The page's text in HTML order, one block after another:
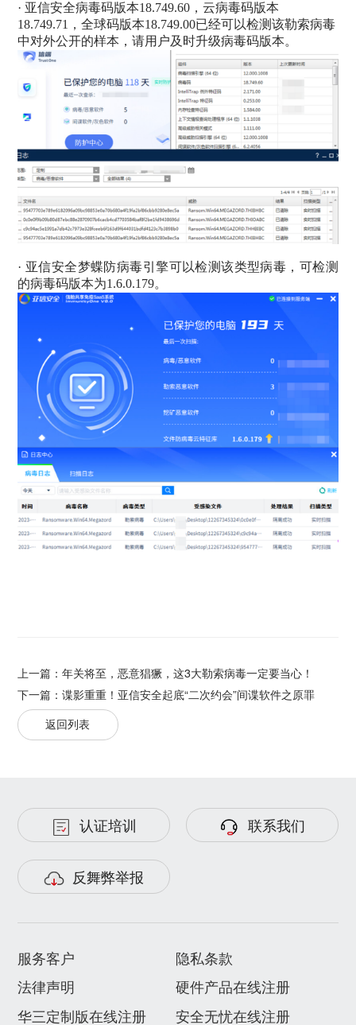
· 亚信安全病毒码版本18.749.60，云病毒码版本
18.749.71，全球码版本18.749.00已经可以检测该勒索病毒
中对外公开的样本，请用户及时升级病毒码版本。
· 亚信安全梦蝶防病毒引擎可以检测该类型病毒，可检测
的病毒码版本为1.6.0.179。
上一篇：年关将至，恶意猖獗，这3大勒索病毒一定要当心！
下一篇：谍影重重！亚信安全起底“二次约会”间谍软件之原罪
返回列表
认证培训 联系我们
反舞弊举报
服务客户
隐私条款
法律声明
硬件产品在线注册
华三定制版在线注册
安全无忧在线注册